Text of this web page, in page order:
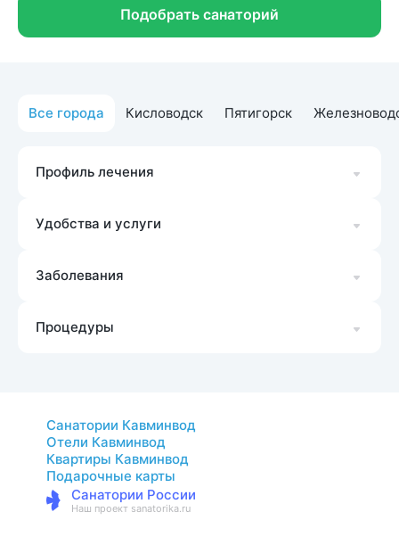
Подобрать санаторий
Все города Кисловодск Пятигорск
Профиль лечения
Удобства и услуги
Заболевания
Процедуры
Санатории Кавминвод
Отели Кавминвод
Квартиры Кавминвод
Подарочные карты
Санатории России
Наш проект sanatorika.ru